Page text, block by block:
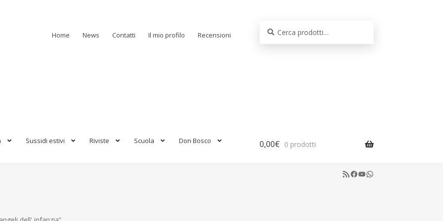
Home News Contatti Il mio profilo Recensioni
Sussidi estivi Riviste Scuola Don Bosco 0,00€ 0 prodotti
RSS Feed
Facebook
YouTube
WhatsApp